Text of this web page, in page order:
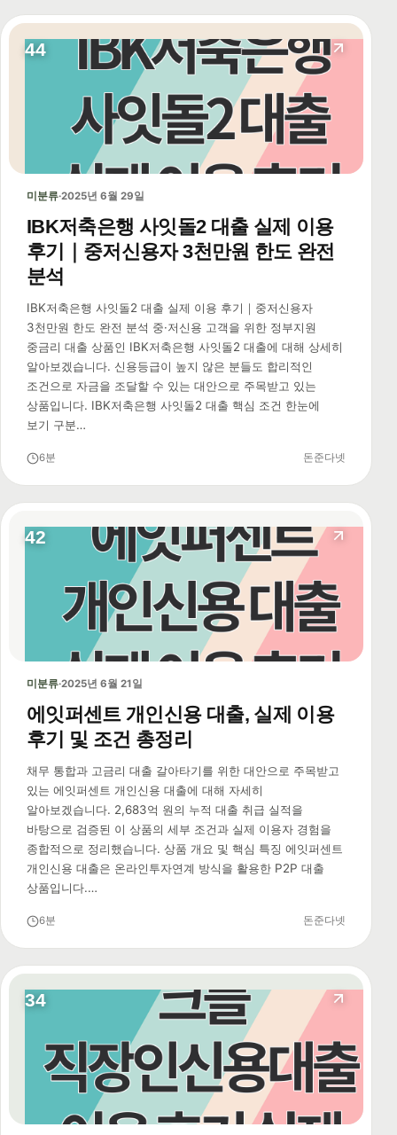
44
미분류·2025년 6월 29일
IBK저축은행 사잇돌2 대출 실제 이용
후기｜중저신용자 3천만원 한도 완전
분석
IBK저축은행 사잇돌2 대출 실제 이용 후기｜중저신용자
3천만원 한도 완전 분석 중·저신용 고객을 위한 정부지원
중금리 대출 상품인 IBK저축은행 사잇돌2 대출에 대해 상세히
알아보겠습니다. 신용등급이 높지 않은 분들도 합리적인
조건으로 자금을 조달할 수 있는 대안으로 주목받고 있는
상품입니다. IBK저축은행 사잇돌2 대출 핵심 조건 한눈에
보기 구분…
6분 돈준다넷
42
미분류·2025년 6월 21일
에잇퍼센트 개인신용 대출, 실제 이용
후기 및 조건 총정리
채무 통합과 고금리 대출 갈아타기를 위한 대안으로 주목받고
있는 에잇퍼센트 개인신용 대출에 대해 자세히
알아보겠습니다. 2,683억 원의 누적 대출 취급 실적을
바탕으로 검증된 이 상품의 세부 조건과 실제 이용자 경험을
종합적으로 정리했습니다. 상품 개요 및 핵심 특징 에잇퍼센트
개인신용 대출은 온라인투자연계 방식을 활용한 P2P 대출
상품입니다.…
6분 돈준다넷
34